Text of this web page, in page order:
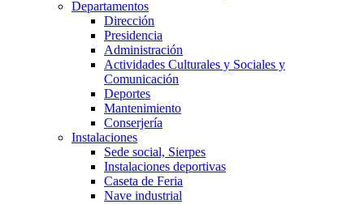
Departamentos
Dirección
Presidencia
Administración
Actividades Culturales y Sociales y
Comunicación
Deportes
Mantenimiento
Conserjería
Instalaciones
Sede social, Sierpes
Instalaciones deportivas
Caseta de Feria
Nave industrial